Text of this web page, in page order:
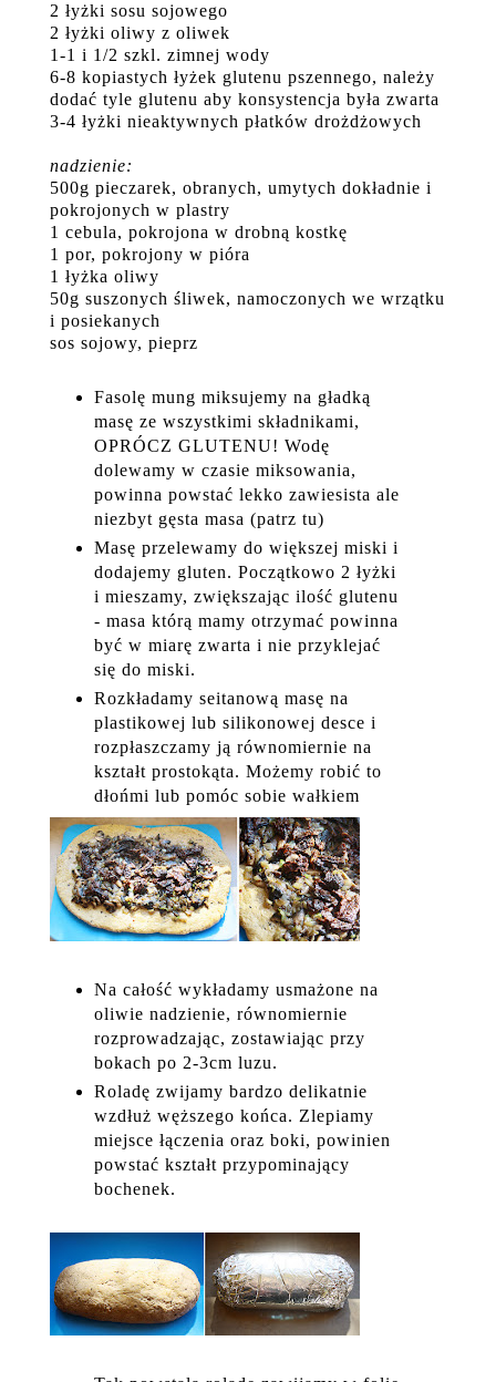
2 łyżki sosu sojowego
2 łyżki oliwy z oliwek
1-1 i 1/2 szkl. zimnej wody
6-8 kopiastych łyżek glutenu pszennego, należy
dodać tyle glutenu aby konsystencja była zwarta
3-4 łyżki nieaktywnych płatków drożdżowych
nadzienie:
500g pieczarek, obranych, umytych dokładnie i
pokrojonych w plastry
1 cebula, pokrojona w drobną kostkę
1 por, pokrojony w pióra
1 łyżka oliwy
50g suszonych śliwek, namoczonych we wrzątku
i posiekanych
sos sojowy, pieprz
Fasolę mung miksujemy na gładką
masę ze wszystkimi składnikami,
OPRÓCZ GLUTENU! Wodę
dolewamy w czasie miksowania,
powinna powstać lekko zawiesista ale
niezbyt gęsta masa (patrz tu)
Masę przelewamy do większej miski i
dodajemy gluten. Początkowo 2 łyżki
i mieszamy, zwiększając ilość glutenu
- masa którą mamy otrzymać powinna
być w miarę zwarta i nie przyklejać
się do miski.
Rozkładamy seitanową masę na
plastikowej lub silikonowej desce i
rozpłaszczamy ją równomiernie na
kształt prostokąta. Możemy robić to
dłońmi lub pomóc sobie wałkiem
Na całość wykładamy usmażone na
oliwie nadzienie, równomiernie
rozprowadzając, zostawiając przy
bokach po 2-3cm luzu.
Roladę zwijamy bardzo delikatnie
wzdłuż węższego końca. Zlepiamy
miejsce łączenia oraz boki, powinien
powstać kształt przypominający
bochenek.